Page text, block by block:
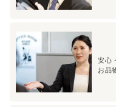
安心
お品